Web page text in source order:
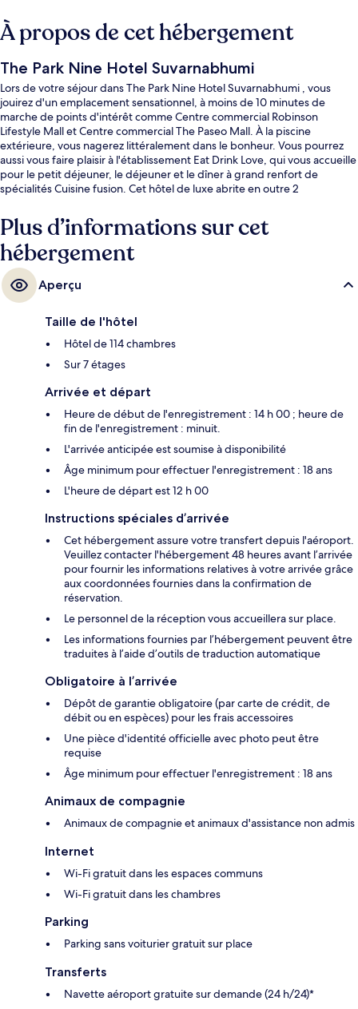
À propos de cet hébergement
The Park Nine Hotel Suvarnabhumi
Lors de votre séjour dans The Park Nine Hotel Suvarnabhumi , vous
jouirez d'un emplacement sensationnel, à moins de 10 minutes de
marche de points d'intérêt comme Centre commercial Robinson
Lifestyle Mall et Centre commercial The Paseo Mall. À la piscine
extérieure, vous nagerez littéralement dans le bonheur. Vous pourrez
aussi vous faire plaisir à l'établissement Eat Drink Love, qui vous accueille
pour le petit déjeuner, le déjeuner et le dîner à grand renfort de
spécialités Cuisine fusion. Cet hôtel de luxe abrite en outre 2
fitness. La piscine rafraîchissante et la literie de qualité remportent un
franc succès auprès des autres voyageurs.
Plus d’informations sur cet
hébergement
Aperçu
Taille de l'hôtel
Hôtel de 114 chambres
Sur 7 étages
Arrivée et départ
Heure de début de l'enregistrement : 14 h 00 ; heure de
fin de l'enregistrement : minuit.
L'arrivée anticipée est soumise à disponibilité
Âge minimum pour effectuer l'enregistrement : 18 ans
L'heure de départ est 12 h 00
Instructions spéciales d’arrivée
Cet hébergement assure votre transfert depuis l'aéroport.
Veuillez contacter l'hébergement 48 heures avant l’arrivée
pour fournir les informations relatives à votre arrivée grâce
aux coordonnées fournies dans la confirmation de
réservation.
Le personnel de la réception vous accueillera sur place.
Les informations fournies par l’hébergement peuvent être
traduites à l’aide d’outils de traduction automatique
Obligatoire à l’arrivée
Dépôt de garantie obligatoire (par carte de crédit, de
débit ou en espèces) pour les frais accessoires
Une pièce d'identité officielle avec photo peut être
requise
Âge minimum pour effectuer l'enregistrement : 18 ans
Animaux de compagnie
Animaux de compagnie et animaux d'assistance non admis
Internet
Wi-Fi gratuit dans les espaces communs
Wi-Fi gratuit dans les chambres
Parking
Parking sans voiturier gratuit sur place
Transferts
Navette aéroport gratuite sur demande (24 h/24)*